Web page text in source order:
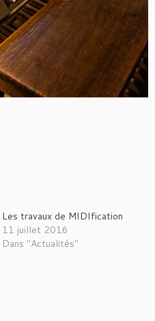
Les travaux de MIDIfication
11 juillet 2016
Dans "Actualités"